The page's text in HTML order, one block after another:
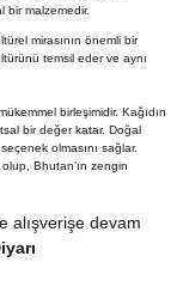
bir malzemedir.
mirasının önemli bir
temsil eder ve aynı
birleşimidir. Kağıdın
bir değer katar. Doğal
olmasını sağlar.
Bhutan’ın zengin
alışverişe devam